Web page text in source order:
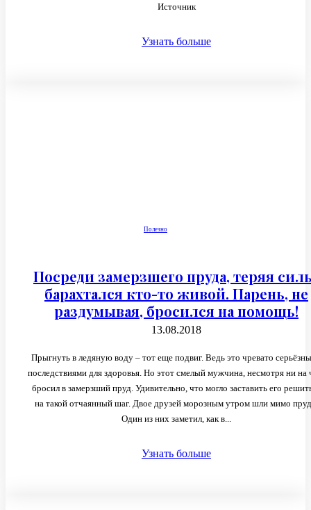
Источник
Узнать больше
Полезно
Посреди замерзшего пруда, теряя
барахтался кто-то живой. Парень, не
раздумывая, бросился на помощь!
13.08.2018
Прыгнуть в ледяную воду – тот еще подвиг. Ведь это чревато
последствиями для здоровья. Но этот смелый мужчина, несмотря ни на
бросил в замерзший пруд. Удивительно, что могло заставить его
на такой отчаянный шаг. Двое друзей морозным утром шли мимо пруда.
Один из них заметил, как в...
Узнать больше